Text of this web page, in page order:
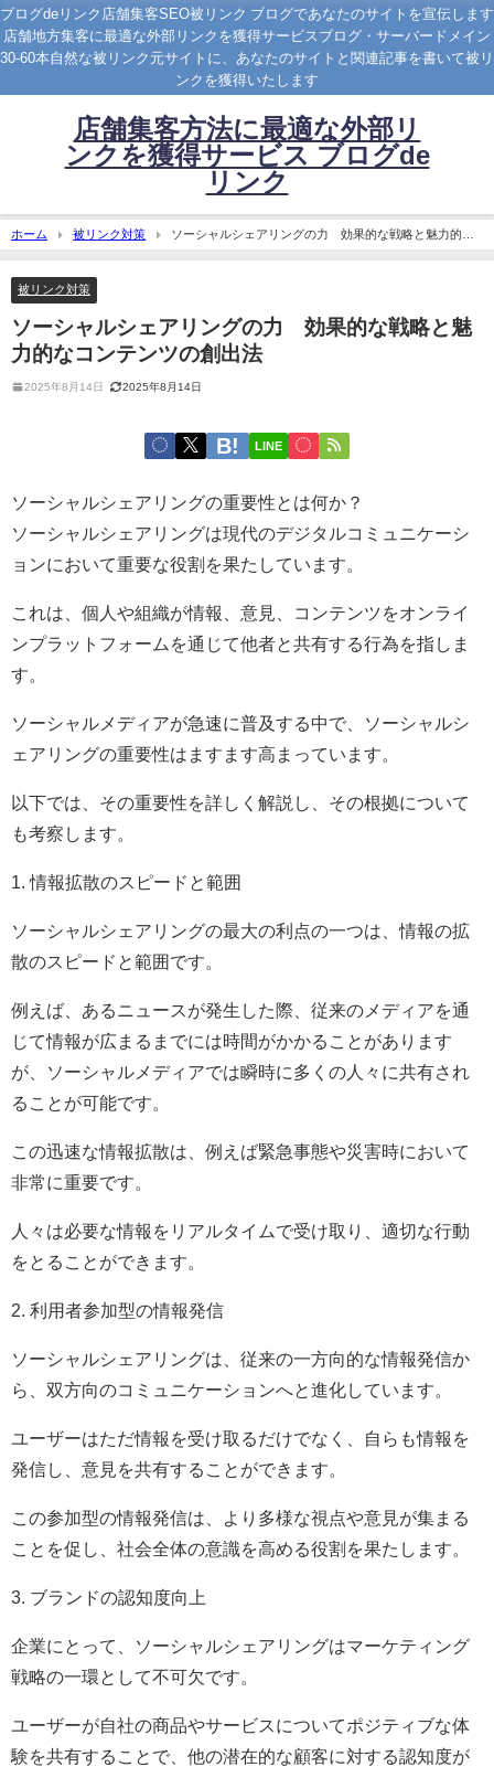
ブログdeリンク店舗集客SEO被リンク ブログであなたのサイトを宣伝します
店舗地方集客に最適な外部リンクを獲得サービスブログ・サーバードメイン
30-60本自然な被リンク元サイトに、あなたのサイトと関連記事を書いて被リ
ンクを獲得いたします
店舗集客方法に最適な外部リ
ンクを獲得サービス ブログde
リンク
ホーム 被リンク対策
ソーシャルシェアリングの力 効果的な戦略と魅力的な
コンテンツの創出法
被リンク対策
ソーシャルシェアリングの力 効果的な戦略と魅
力的なコンテンツの創出法
2025年8月14日 2025年8月14日
LINE
ソーシャルシェアリングの重要性とは何か？
ソーシャルシェアリングは現代のデジタルコミュニケーシ
ョンにおいて重要な役割を果たしています。
これは、個人や組織が情報、意見、コンテンツをオンライ
ンプラットフォームを通じて他者と共有する行為を指しま
す。
ソーシャルメディアが急速に普及する中で、ソーシャルシ
ェアリングの重要性はますます高まっています。
以下では、その重要性を詳しく解説し、その根拠について
も考察します。
1. 情報拡散のスピードと範囲
ソーシャルシェアリングの最大の利点の一つは、情報の拡
散のスピードと範囲です。
例えば、あるニュースが発生した際、従来のメディアを通
じて情報が広まるまでには時間がかかることがあります
が、ソーシャルメディアでは瞬時に多くの人々に共有され
ることが可能です。
この迅速な情報拡散は、例えば緊急事態や災害時において
非常に重要です。
人々は必要な情報をリアルタイムで受け取り、適切な行動
をとることができます。
2. 利用者参加型の情報発信
ソーシャルシェアリングは、従来の一方向的な情報発信か
ら、双方向のコミュニケーションへと進化しています。
ユーザーはただ情報を受け取るだけでなく、自らも情報を
発信し、意見を共有することができます。
この参加型の情報発信は、より多様な視点や意見が集まる
ことを促し、社会全体の意識を高める役割を果たします。
3. ブランドの認知度向上
企業にとって、ソーシャルシェアリングはマーケティング
戦略の一環として不可欠です。
ユーザーが自社の商品やサービスについてポジティブな体
験を共有することで、他の潜在的な顧客に対する認知度が